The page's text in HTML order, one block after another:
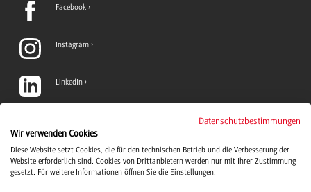
Facebook
Instagram
LinkedIn
YouTube
Datenschutzbestimmungen
Wir verwenden Cookies
Diese Website setzt Cookies, die für den technischen Betrieb und die Verbesserung der
Website erforderlich sind. Cookies von Drittanbietern werden nur mit Ihrer Zustimmung
gesetzt. Für weitere Informationen öffnen Sie die Einstellungen.